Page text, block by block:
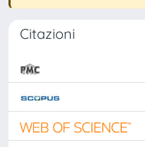
Citazioni